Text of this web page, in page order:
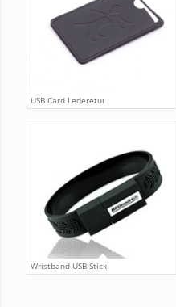
USB Card Lederetui
Wristband USB Stick